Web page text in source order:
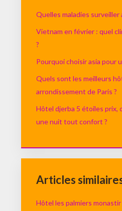
Quelles maladies surveiller
Vietnam en février : quel
?
Pourquoi choisir asia pour
Quels sont les meilleurs
arrondissement de Paris ?
Hôtel djerba 5 étoiles prix,
une nuit tout confort ?
Articles
Hôtel les palmiers